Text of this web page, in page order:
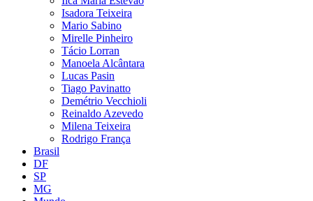
Isadora Teixeira
Mario Sabino
Mirelle Pinheiro
Tácio Lorran
Manoela Alcântara
Lucas Pasin
Tiago Pavinatto
Demétrio Vecchioli
Reinaldo Azevedo
Milena Teixeira
Rodrigo França
Brasil
DF
SP
MG